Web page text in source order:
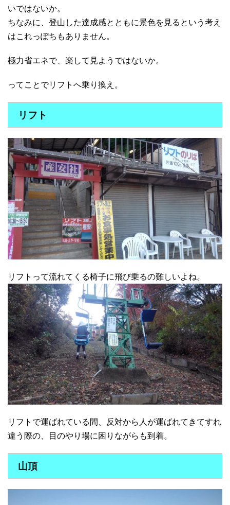
いではないか。
ちなみに、登山した達成感とともに景色を見るという考え
はこれっぽちもありません。
極力省エネで、楽して見ようではないか。
ってことでリフトへ乗り換え。
リフト
リフトって流れてくる椅子に飛び乗るの難しいよね。
リフトで運ばれている間、反対から人が運ばれてきてすれ
違う際の、目のやり場に困りながらも到着。
山頂